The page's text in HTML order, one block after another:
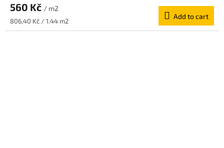
560 Kč / m2
Measure
price:
806,40 Kč / 1.44 m2
Add to cart